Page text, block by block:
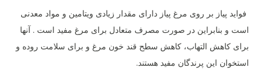
فواید پیاز بر روی مرغ پیاز دارای مقدار زیادی ویتامین و مواد معدنی
است و بنابراین در صورت مصرف متعادل برای مرغ مفید است . آنها
برای کاهش التهاب، کاهش سطح قند خون مرغ و برای سلامت روده و
استخوان این پرندگان مفید هستند.